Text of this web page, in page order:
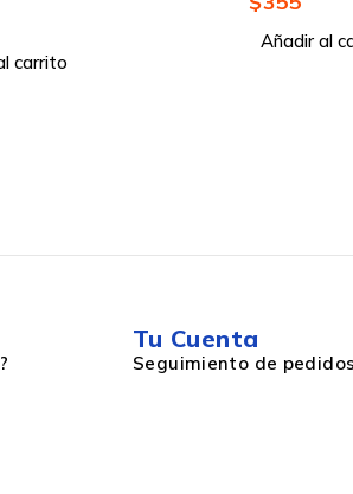
Tu Cuenta
Seguimiento de pedidos